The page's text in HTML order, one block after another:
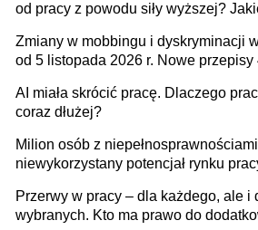
od pracy z powodu siły wyższej?
Zmiany w mobbingu i dyskryminacji
od 5 listopada 2026 r. Nowe przepisy
Ustaw
AI miała skrócić pracę. Dlaczego
coraz dłużej?
Milion osób z
niewykorzystany potencjał rynku
dofinansowań czy refundacji, ale
stronie systemu i świadomości
Przerwy w pracy – dla każdego, ale i
wybranych. Kto ma prawo do